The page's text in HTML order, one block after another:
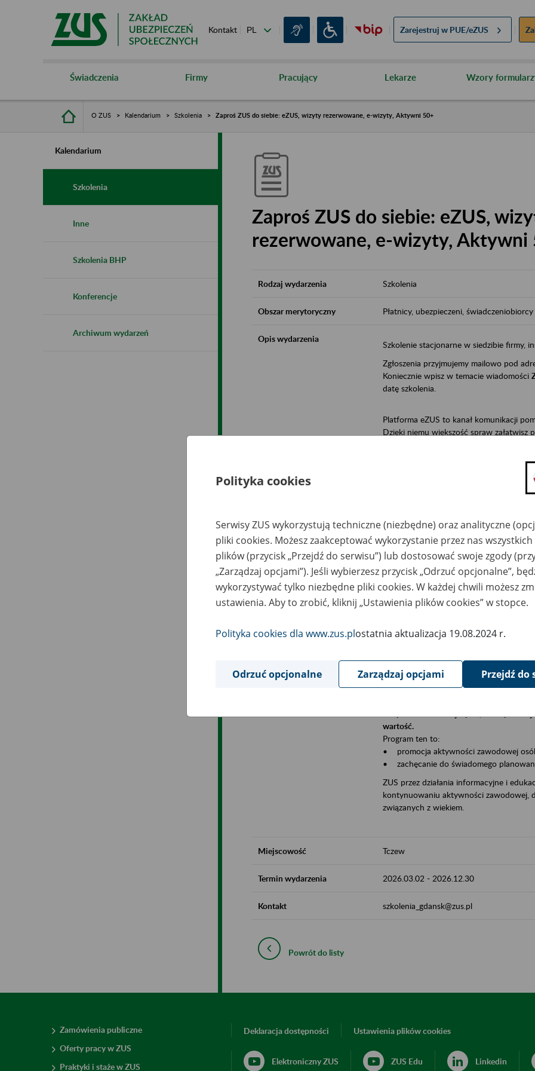
Kontakt Zarejestruj w PUE/eZUS
Świadczenia Firmy Pracujący Lekarze Wzory
O ZUS Kalendarium Szkolenia Zaproś ZUS do siebie: eZUS, wizyty rezerwowane, e-wizyty, Aktywni 50+
Kalendarium
Szkolenia
Inne
Szkolenia BHP
Konferencje
Archiwum wydarzeń
Zaproś ZUS do siebie: eZUS,
rezerwowane, e-wizyty, Aktywni
Rodzaj wydarzenia Szkolenia
Obszar merytoryczny Płatnicy, ubezpieczeni, świadczeniobiorcy
Opis wydarzenia
Szkolenie stacjonarne w siedzibie firmy,
Zgłoszenia przyjmujemy mailowo pod
Koniecznie wpisz w temacie wiadomości
datę szkolenia.
Platforma eZUS to kanał komunikacji
Dzięki niemu większość spraw załatwisz
Jeśli jesteś osoba ubezpieczoną (np.
• możesz sprawdzić swoje dane na
Jeśli jesteś płatnikiem składek (np.
• możesz skorzystać z aplikacji
ubezpieczeń, wypełnisz i przekażesz
ZUS;
• możesz złożyć wniosek o wydanie
• masz dostęp do zwolnień lekarskich
Jeśli jesteś świadczeniobiorcą:
• masz dostęp m.in. do formularza PIT
do formularza PIT 40A, czyli rocznego
• możesz zarezerwować wizytę;
• możesz też złożyć wniosek o zmianę
Aktywni 50+ to inicjatywa, która
wartość.
Program ten to:
• promocja aktywności zawodowej
• zachęcanie do świadomego
ZUS przez działania informacyjne i
kontynuowaniu aktywności zawodowej,
związanych z wiekiem.
Miejscowość Tczew
Termin wydarzenia 2026.03.02 - 2026.12.30
Kontakt szkolenia_gdansk@zus.pl
Powrót do listy
Zamówienia publiczne
Oferty pracy w ZUS
Praktyki i staże w ZUS
Deklaracja dostępności Ustawienia plików cookies
Elektroniczny ZUS ZUS Edu Linkedin
Polityka cookies
Serwisy ZUS wykorzystują techniczne (niezbędne) oraz analityczne
pliki cookies. Możesz zaakceptować wykorzystanie przez nas
plików (przycisk „Przejdź do serwisu”) lub dostosować swoje zgody
„Zarządzaj opcjami”). Jeśli wybierzesz przycisk „Odrzuć opcjonalne”,
wykorzystywać tylko niezbędne pliki cookies. W każdej chwili możesz
ustawienia. Aby to zrobić, kliknij „Ustawienia plików cookies” w stopce.
Polityka cookies dla www.zus.plostatnia aktualizacja 19.08.2024 r.
Odrzuć opcjonalne Zarządzaj opcjami Przejdź do